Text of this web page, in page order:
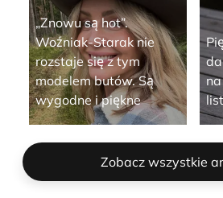
„Znowu są hot”.
Woźniak-Starak nie
rozstaje się z tym
modelem butów. Są
wygodne i piękne
Zobacz wszystkie